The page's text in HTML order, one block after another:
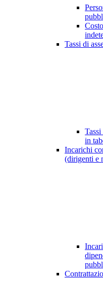
Tassi di
in
Incarichi
(dirigenti e